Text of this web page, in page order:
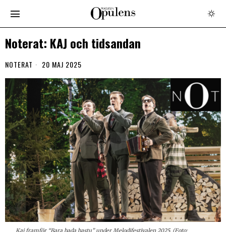
Noterat: KAJ och tidsandan
NOTERAT 20 MAJ 2025